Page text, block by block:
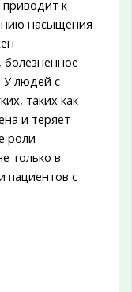
к
насыщения
У людей с
таких как
и теряет
роли
только в
пациентов с